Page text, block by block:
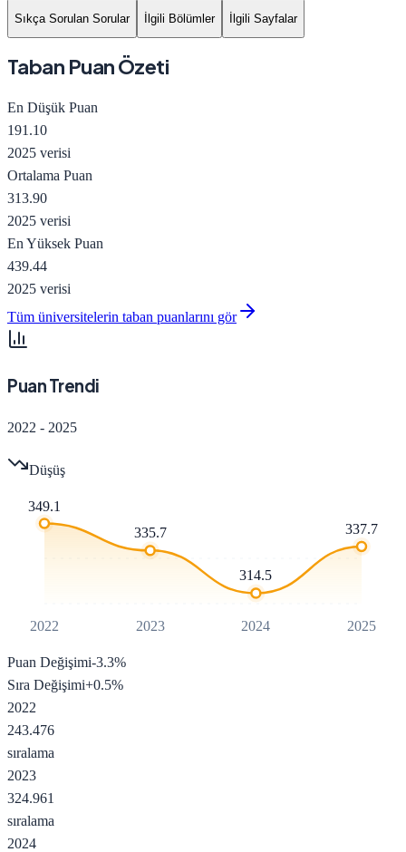
Sıkça Sorulan Sorular İlgili Bölümler İlgili Sayfalar
Taban Puan Özeti
En Düşük Puan
191.10
2025 verisi
Ortalama Puan
313.90
2025 verisi
En Yüksek Puan
439.44
2025 verisi
Tüm üniversitelerin taban puanlarını gör
Puan Trendi
2022 - 2025
Düşüş
349.1
2022
335.7
2023
314.5
2024
337.7
2025
Puan Değişimi-3.3%
Sıra Değişimi+0.5%
2022
243.476
sıralama
2023
324.961
sıralama
2024